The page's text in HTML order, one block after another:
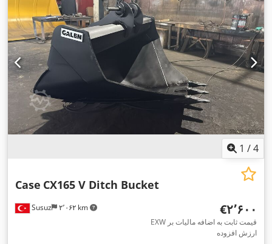
1 /4
Susuz ۲٬۰۶۲ km
Case CX165 V Ditch Bucket
‎€۲٬۶۰۰
EXW قیمت ثابت به اضافه مالیات بر
ارزش افزوده